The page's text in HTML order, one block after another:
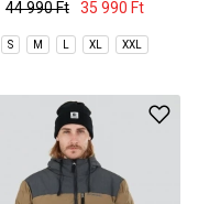
44 990 Ft
35 990 Ft
S M L XL XXL